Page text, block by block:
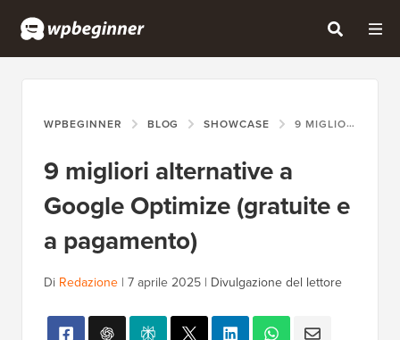
WPBEGINNER BLOG SHOWCASE 9 MIGLIORI ALTERNATIVE A GOOGLE OPTIMIZE (GRATUITE E A PAGAMENTO)
9 migliori alternative a
Google Optimize (gratuite e
a pagamento)
Di Redazione | 7 aprile 2025 | Divulgazione del lettore